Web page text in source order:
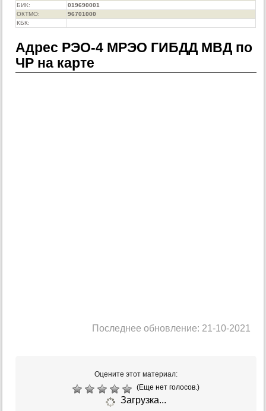
БИК:
019690001
ОКТМО:
96701000
КБК:
Адрес РЭО-4 МРЭО ГИБДД МВД по
ЧР на карте
Последнее обновление: 21-10-2021
Оцените этот материал:
(Еще нет голосов.)
Загрузка...